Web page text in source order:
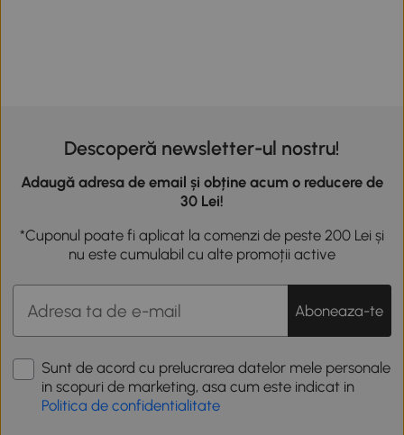
Descoperă newsletter-ul nostru!
Adaugă adresa de email și obține acum o reducere de
30 Lei!
*Cuponul poate fi aplicat la comenzi de peste 200 Lei și
nu este cumulabil cu alte promoții active
Aboneaza-te
Sunt de acord cu prelucrarea datelor mele personale
in scopuri de marketing, asa cum este indicat in
Politica de confidentialitate